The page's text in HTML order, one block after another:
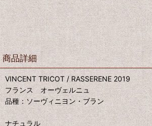
商品詳細
VINCENT TRICOT / RASSERENE 2019
フランス オーヴェルニュ
品種：ソーヴィニヨン・ブラン
ナチュラル